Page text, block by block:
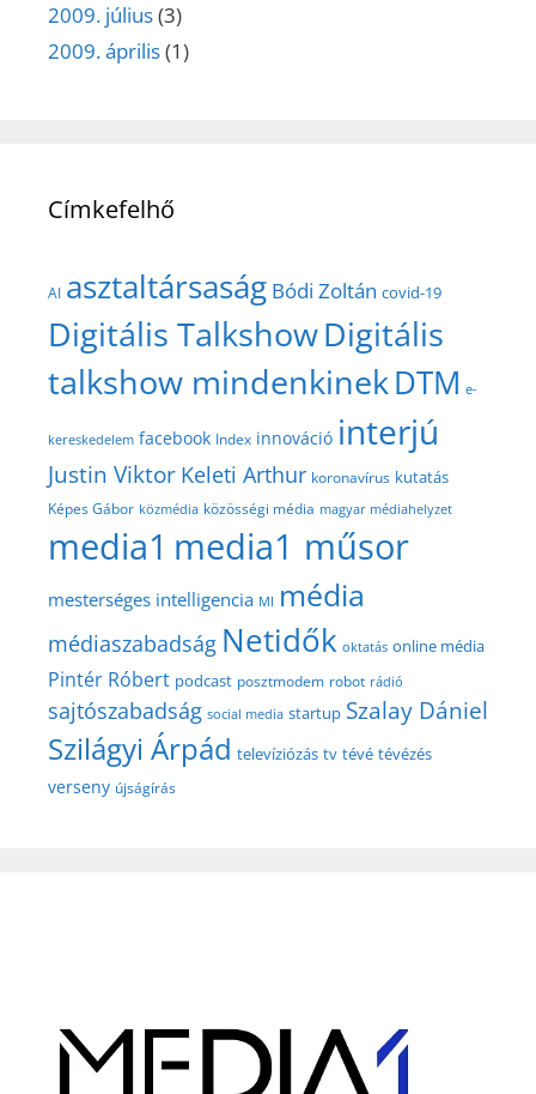
2009. július(3)
2009. április(1)
Címkefelhő
AI asztaltársaság Bódi Zoltán covid-19
Digitális TalkshowDigitális
talkshow mindenkinekDTM e-
kereskedelem facebook Index innováció interjú
Justin Viktor Keleti Arthur koronavírus kutatás
Képes Gábor közmédia közösségi média magyar médiahelyzet
media1 media1 műsor
mesterséges intelligencia MI média
médiaszabadság Netidők oktatás online média
Pintér Róbert podcast posztmodem robot rádió
sajtószabadság social media startup Szalay Dániel
Szilágyi Árpád televíziózás tv tévé tévézés
verseny újságírás